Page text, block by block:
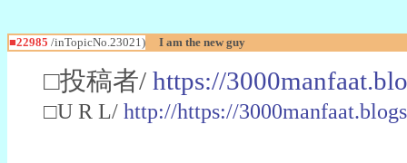
■22985 /inTopicNo.23021) I am the new guy
□投稿者/ https://
□U R L/ http://https://